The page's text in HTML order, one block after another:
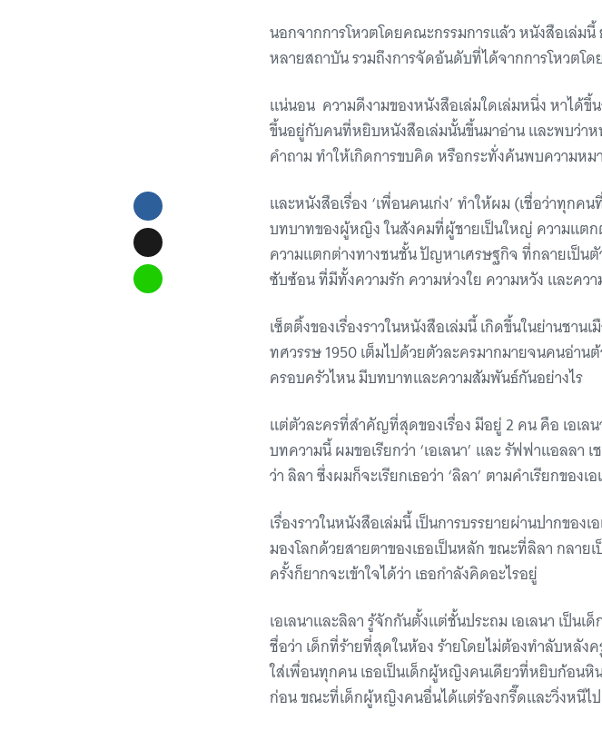
นอกจากการโหวตโดยคณะกรรมการแล้ว หนังสือเล่
หลายสถาบัน รวมถึงการจัดอ้นดับที่ได้จากการโหวตโ
แน่นอน ความดีงามของหนังสือเล่มใดเล่มหนึ่ง หาได้
ขึ้นอยู่กับคนที่หยิบหนังสือเล่มนั้นขึ้นมาอ่าน และพบว่า
คำถาม ทำให้เกิดการขบคิด หรือกระทั่งค้นพบความหม
และหนังสือเรื่อง ‘เพื่อนคนเก่ง’ ทำให้ผม (เชื่อว่าทุก
บทบาทของผู้หญิง ในสังคมที่ผู้ชายเป็นใหญ่ ความแต
ความแตกต่างทางชนชั้น ปัญหาเศรษฐกิจ ที่กลายเป็
ซับซ้อน ที่มีทั้งความรัก ความห่วงใย ความหวัง และคว
เซ็ตติ้งของเรื่องราวในหนังสือเล่มนี้ เกิดขึ้นในย่านชาน
ทศวรรษ 1950 เต็มไปด้วยตัวละครมากมายจนคนอ่าน
ครอบครัวไหน มีบทบาทและความสัมพันธ์กันอย่างไร
แต่ตัวละครที่สำคัญที่สุดของเรื่อง มีอยู่ 2 คน คือ เอเลน
บทความนี้ ผมขอเรียกว่า ‘เอเลนา’ และ รัฟฟาแอลลา
ว่า ลิลา ซึ่งผมก็จะเรียกเธอว่า ‘ลิลา’ ตามคำเรียกของเอ
เรื่องราวในหนังสือเล่มนี้ เป็นการบรรยายผ่านปากของ
มองโลกด้วยสายตาของเธอเป็นหลัก ขณะที่ลิลา กลาย
ครั้งก็ยากจะเข้าใจได้ว่า เธอกำลังคิดอะไรอยู่
เอเลนาและลิลา รู้จักกันตั้งแต่ชั้นประถม เอเลนา เป็นเ
ชื่อว่า เด็กที่ร้ายที่สุดในห้อง ร้ายโดยไม่ต้องทำลับหลัง
ใส่เพื่อนทุกคน เธอเป็นเด็กผู้หญิงคนเดียวที่หยิบก้อนหิ
ก่อน ขณะที่เด็กผู้หญิงคนอื่นได้แต่ร้องกรี๊ดและวิ่งหนีไป